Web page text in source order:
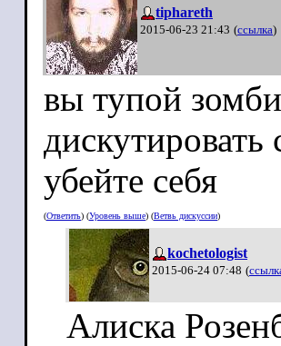
tiphareth
2015-06-23 21:43 (ссылка)
вы тупой
убейте себя
(Ответить) (Уровень выше) (Ветвь дискуссии)
kochetologist
2015-06-24 07:48 (
Алиска